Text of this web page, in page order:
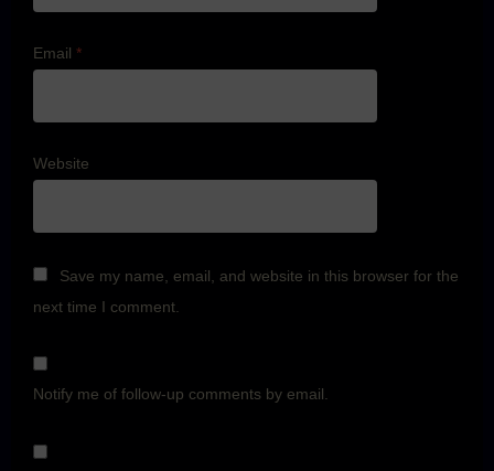
Email *
Website
Save my name, email, and website in this browser for the
next time I comment.
Notify me of follow-up comments by email.